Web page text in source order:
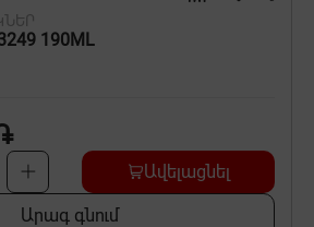
և ինքնագլորներ
190ML
Ավելացնել
Արագ գնում